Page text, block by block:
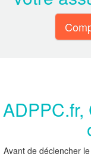
Avant de déclencher